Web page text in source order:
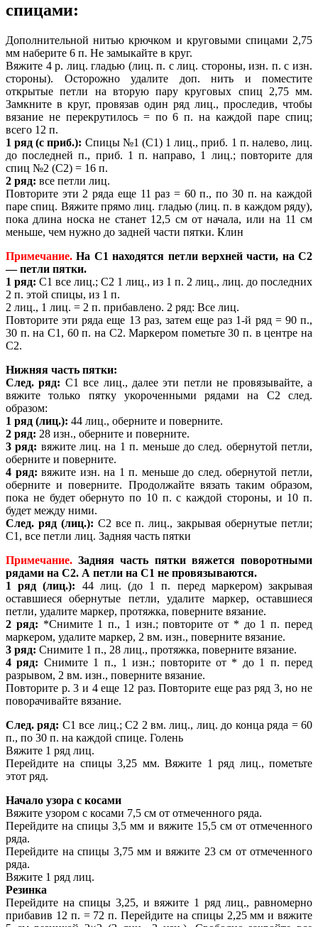
спицами:
Дополнительной нитью крючком и круговыми спицами 2,75
мм наберите 6 п. Не замыкайте в круг.
Вяжите 4 р. лиц. гладью (лиц. п. с лиц. стороны, изн. п. с изн.
стороны). Осторожно удалите доп. нить и поместите
открытые петли на вторую пару круговых спиц 2,75 мм.
Замкните в круг, провязав один ряд лиц., проследив, чтобы
вязание не перекрутилось = по 6 п. на каждой паре спиц;
всего 12 п.
1 ряд (с приб.): Спицы №1 (C1) 1 лиц., приб. 1 п. налево, лиц.
до последней п., приб. 1 п. направо, 1 лиц.; повторите для
спиц №2 (С2) = 16 п.
2 ряд: все петли лиц.
Повторите эти 2 ряда еще 11 раз = 60 п., по 30 п. на каждой
паре спиц. Вяжите прямо лиц. гладью (лиц. п. в каждом ряду),
пока длина носка не станет 12,5 см от начала, или на 11 см
меньше, чем нужно до задней части пятки. Клин
Примечание. На С1 находятся петли верхней части, на С2
— петли пятки.
1 ряд: С1 все лиц.; С2 1 лиц., из 1 п. 2 лиц., лиц. до последних
2 п. этой спицы, из 1 п.
2 лиц., 1 лиц. = 2 п. прибавлено. 2 ряд: Все лиц.
Повторите эти ряда еще 13 раз, затем еще раз 1-й ряд = 90 п.,
30 п. на С1, 60 п. на С2. Маркером пометьте 30 п. в центре на
С2.
Нижняя часть пятки:
След. ряд: С1 все лиц., далее эти петли не провязывайте, а
вяжите только пятку укороченными рядами на С2 след.
образом:
1 ряд (лиц.): 44 лиц., оберните и поверните.
2 ряд: 28 изн., оберните и поверните.
3 ряд: вяжите лиц. на 1 п. меньше до след. обернутой петли,
оберните и поверните.
4 ряд: вяжите изн. на 1 п. меньше до след. обернутой петли,
оберните и поверните. Продолжайте вязать таким образом,
пока не будет обернуто по 10 п. с каждой стороны, и 10 п.
будет между ними.
След. ряд (лиц.): С2 все п. лиц., закрывая обернутые петли;
С1, все петли лиц. Задняя часть пятки
Примечание. Задняя часть пятки вяжется поворотными
рядами на С2. А петли на С1 не провязываются.
1 ряд (лиц.): 44 лиц. (до 1 п. перед маркером) закрывая
оставшиеся обернутые петли, удалите маркер, оставшиеся
петли, удалите маркер, протяжка, поверните вязание.
2 ряд: *Снимите 1 п., 1 изн.; повторите от * до 1 п. перед
маркером, удалите маркер, 2 вм. изн., поверните вязание.
3 ряд: Снимите 1 п., 28 лиц., протяжка, поверните вязание.
4 ряд: Снимите 1 п., 1 изн.; повторите от * до 1 п. перед
разрывом, 2 вм. изн., поверните вязание.
Повторите р. 3 и 4 еще 12 раз. Повторите еще раз ряд 3, но не
поворачивайте вязание.
След. ряд: С1 все лиц.; С2 2 вм. лиц., лиц. до конца ряда = 60
п., по 30 п. на каждой спице. Голень
Вяжите 1 ряд лиц.
Перейдите на спицы 3,25 мм. Вяжите 1 ряд лиц., пометьте
этот ряд.
Начало узора с косами
Вяжите узором с косами 7,5 см от отмеченного ряда.
Перейдите на спицы 3,5 мм и вяжите 15,5 см от отмеченного
ряда.
Перейдите на спицы 3,75 мм и вяжите 23 см от отмеченного
ряда.
Вяжите 1 ряд лиц.
Резинка
Перейдите на спицы 3,25, и вяжите 1 ряд лиц., равномерно
прибавив 12 п. = 72 п. Перейдите на спицы 2,25 мм и вяжите